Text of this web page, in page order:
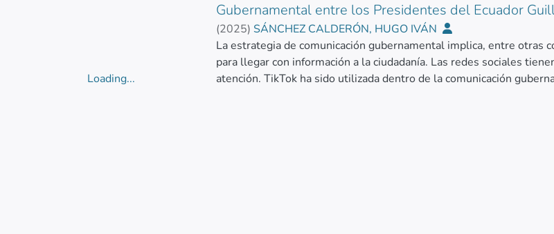
Loading...
Gubernamental entre los Presidentes del Ecuador
(2025) SÁNCHEZ CALDERÓN, HUGO IVÁN
La estrategia de comunicación gubernamental implica, entre otras
para llegar con información a la ciudadanía. Las redes sociales
atención. TikTok ha sido utilizada dentro de la comunicación